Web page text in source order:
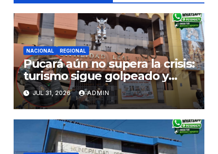
NACIONAL REGIONAL
Pucará aún no supera la crisis:
turismo sigue golpeado y
alcaldesa exige al nuevo
Gobierno fondos para obras
paralizadas
JUL 31, 2026 ADMIN